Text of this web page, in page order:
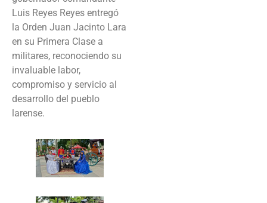
Luis Reyes Reyes entregó
la Orden Juan Jacinto Lara
en su Primera Clase a
militares, reconociendo su
invaluable labor,
compromiso y servicio al
desarrollo del pueblo
larense.